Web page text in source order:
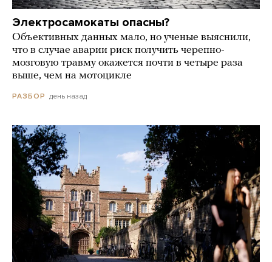
Электросамокаты опасны?
Объективных данных мало, но ученые выяснили,
что в случае аварии риск получить черепно-
мозговую травму окажется почти в четыре раза
выше, чем на мотоцикле
РАЗБОР день назад